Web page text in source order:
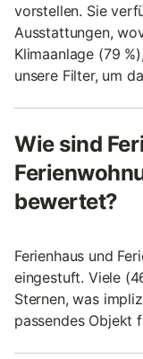
vorstellen. Sie
Ausstattungen,
Klimaanlage (79
unsere Filter, um
Wie sind
bewertet?
Ferienhaus und
eingestuft. Viele
Sternen, was
passendes Objekt